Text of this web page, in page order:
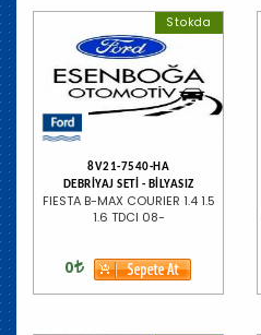
Stokda
8V21-7540-HA
DEBRİYAJ SETİ - BİLYASIZ
FIESTA B-MAX COURIER 1.4 1.5
1.6 TDCI 08-
0